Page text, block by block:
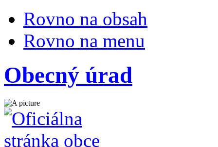
Rovno na obsah
Rovno na menu
Obecný úrad